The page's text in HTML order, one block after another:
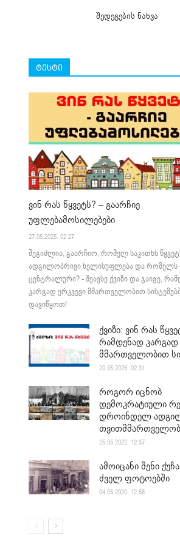
შედეგების ნახვა
ტესტი
ვინ რას წყვეტს? – გაარჩიე
უფლებამოსილებები
27.05.2025. 02:27
შეგიძლია, გაარჩიო, რომელ საკითხს
ადგილობრივი ხელისუფლება და რომელს
ცენტრალური? - შეავსე ქვიზი და გაიგე,
კარგად ერკვევი მმართველობით
დავიწყოთ!
ქვიზი: ვინ რას
რამდენად კარგად
მმართველობით
20.05.2025. 02:31
როგორ იცნობ
დემოკრატიული
დროინდელ
25.05.2022. 12:37
ამოიცანი შენი
ძველ ფოტოებში
04.05.2020. 12:58